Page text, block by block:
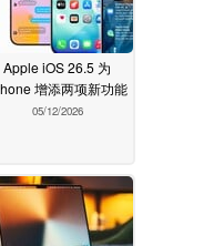
Apple iOS 26.5 为
增添两项新功能
05/12/2026